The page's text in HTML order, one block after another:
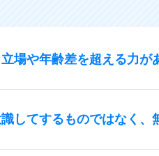
場や年齢差を超える力が
してするものではなく、